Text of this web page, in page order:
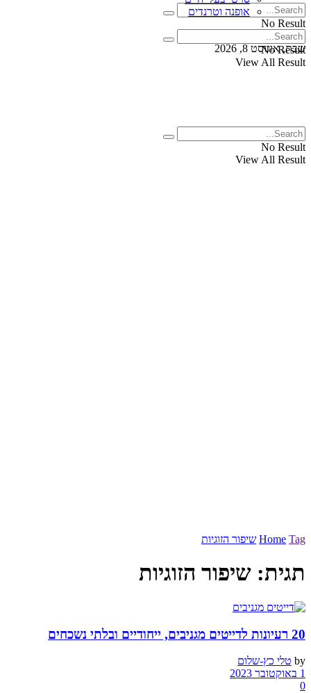
No Result
View All Result
שבת, אוגוסט 8, 2026
אופנה וטרנדים
No Result
View All Result
No Result
View All Result
Home Tag שיפור הזוגיות
תגית: שיפור הזוגיות
20 רעיונות לדייטים מגניבים, ייחודיים ובלתי נשכחים
by טלי כץ-שלום
1 באוקטובר 2023
0